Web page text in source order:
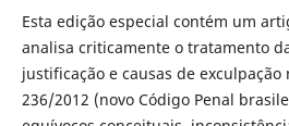
Esta edição especial contém um
analisa criticamente o tratamento
justificação e causas de exculpação
236/2012 (novo Código Penal